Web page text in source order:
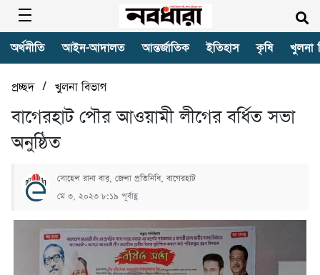
অর্থনীতি আইন-আদালত আন্তর্জাতিক ইতিহাস কৃষি খুলনা
প্রচ্ছদ/ খুলনা বিভাগ
বাগেরহাট পৌর আওয়ামী লীগের বর্ধিত সভা
অনুষ্ঠিত
সোহেল রানা বাবু, জেলা প্রতিনিধি, বাগেরহাট
মে ৩, ২০২৩ ৮:১৯ পূর্বাহ্ণ